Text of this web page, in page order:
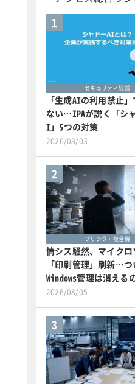
1
セキュリティ総論
「生成AIの利用禁止
ない…IPAが説く「シ
I」5つの対策
2026/08/03
2
プリンタ・複合機
情シス騒然、マイク
「印刷管理」刷新…
Windows管理は消える
2026/08/05
3